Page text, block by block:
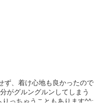
ず、着け心地も良かったので
がグルングルンしてしまう
っちゃうこともあります^^;